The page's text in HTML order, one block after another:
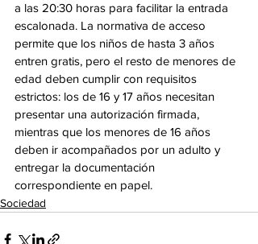
a las 20:30 horas para facilitar la entrada
escalonada. La normativa de acceso
permite que los niños de hasta 3 años
entren gratis, pero el resto de menores de
edad deben cumplir con requisitos
estrictos: los de 16 y 17 años necesitan
presentar una autorización firmada,
mientras que los menores de 16 años
deben ir acompañados por un adulto y
entregar la documentación
correspondiente en papel.
Sociedad